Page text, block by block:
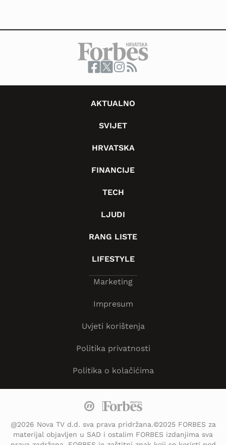
AKTUALNO
SVIJET
HRVATSKA
FINANCIJE
TECH
LJUDI
RANG LISTE
LIFESTYLE
Marketing
Impresum
Uvjeti korištenja
Politika privatnosti
Politika o kolačićima
@2026 Nova TV d.d. sva prava pridržana.©2025 FORBES za
materijal objavljen u SAD i ostalim FORBES izdanjima sva